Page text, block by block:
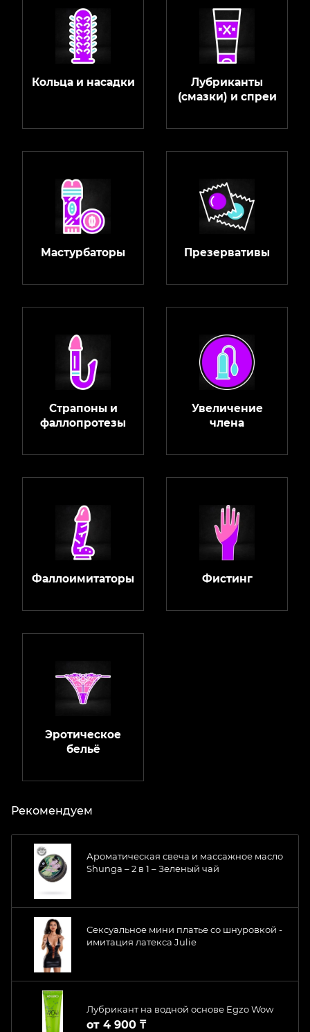
Кольца и насадки
Лубриканты
(смазки) и спреи
Мастурбаторы Презервативы
Страпоны и
фаллопротезы
Увеличение
члена
Фаллоимитаторы Фистинг
Эротическое
бельё
Рекомендуем
Ароматическая свеча и массажное масло
Shunga – 2 в 1 – Зеленый чай
Сексуальное мини платье со шнуровкой -
имитация латекса Julie
Лубрикант на водной основе Egzo Wow
от 4 900 ₸